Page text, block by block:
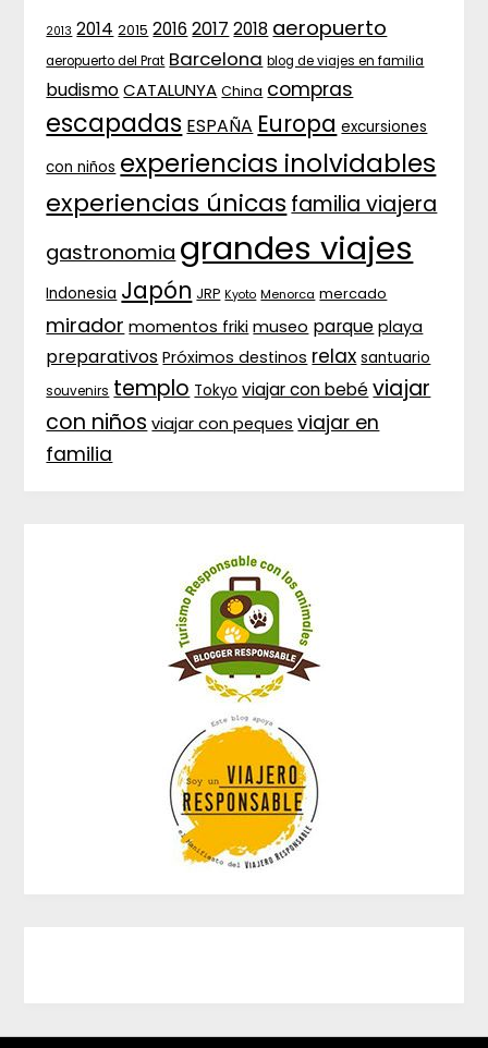
2013 2014 2015 2016 2017 2018 aeropuerto
aeropuerto del Prat Barcelona blog de viajes en familia
budismo CATALUNYA China compras
escapadas ESPAÑA Europa excursiones
con niños experiencias inolvidables
experiencias únicas familia viajera
gastronomia grandes viajes
Indonesia Japón JRP Kyoto Menorca mercado
mirador momentos friki museo parque playa
preparativos Próximos destinos relax santuario
souvenirs templo Tokyo viajar con bebé viajar
con niños viajar con peques viajar en
familia